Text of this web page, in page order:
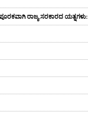
ರಾಜ್ಯ ಸರಕಾರದ